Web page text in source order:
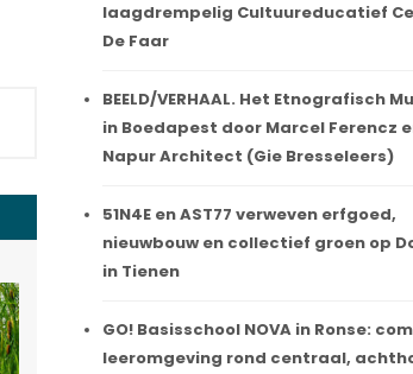
laagdrempelig Cultuureducatief
De Faar
BEELD/VERHAAL. Het Etnografisch
in Boedapest door Marcel Ferencz
Napur Architect (Gie Bresseleers)
51N4E en AST77 verweven erfgoed,
nieuwbouw en collectief groen op
in Tienen
GO! Basisschool NOVA in Ronse:
leeromgeving rond centraal,